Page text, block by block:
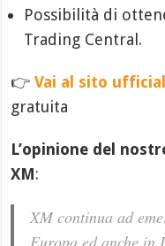
Possibilità di
Trading Central.
👉Vai al sito
gratuita
L’opinione del
XM:
XM continua ad
Europa ed anche in